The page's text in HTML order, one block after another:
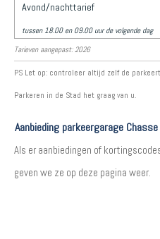
Avond/nachttarief
tussen 18.00 en 09.00 uur de volgende dag
Tarieven aangepast: 2026
PS Let op: controleer altijd zelf de
Parkeren in de Stad het graag van u.
Aanbieding parkeergarage
Als er aanbiedingen of
geven we ze op deze pagina weer.